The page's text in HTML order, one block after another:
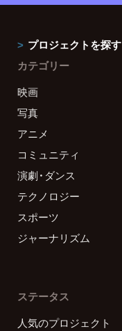
プロジェクトを探す
カテゴリー
映画
写真
アニメ
コミュニティ
演劇・ダンス
テクノロジー
スポーツ
ジャーナリズム
ステータス
人気のプロジェクト